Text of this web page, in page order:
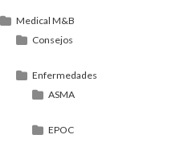
Medical M&B
Consejos
Enfermedades
ASMA
EPOC